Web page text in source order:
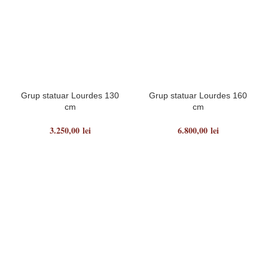
Grup statuar Lourdes 130
cm
3.250,00 lei
Grup statuar Lourdes 160
cm
6.800,00 lei